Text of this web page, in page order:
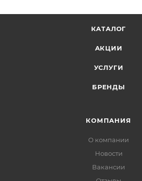
КАТАЛОГ
АКЦИИ
УСЛУГИ
БРЕНДЫ
КОМПАНИЯ
О компании
Новости
Вакансии